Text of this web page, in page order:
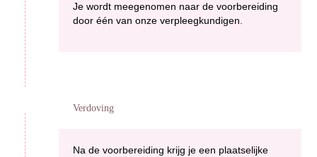
Je wordt meegenomen naar de voorbereiding
door één van onze verpleegkundigen.
Verdoving
Na de voorbereiding krijg je een plaatselijke